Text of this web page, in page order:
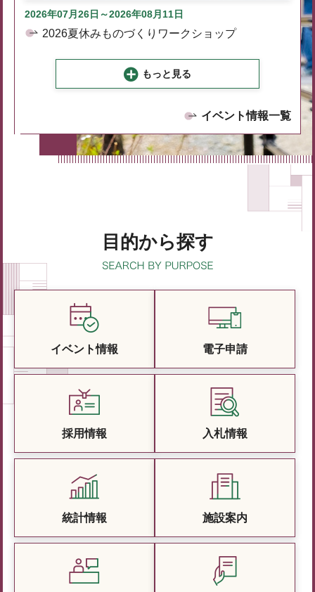
2026年07月26日～2026年08月11日
2026夏休みものづくりワークショップ
もっと見る
イベント情報一覧
目的から探す
イベント情報 電子申請
採用情報 入札情報
統計情報 施設案内